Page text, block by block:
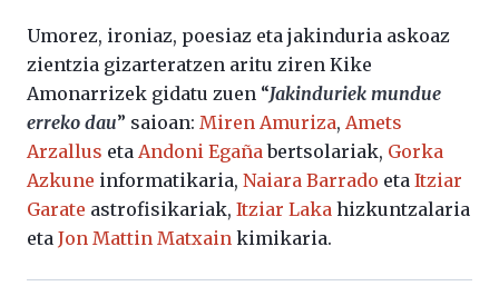
Umorez, ironiaz, poesiaz eta jakinduria askoaz
zientzia gizarteratzen aritu ziren Kike
Amonarrizek gidatu zuen “Jakinduriek mundue
erreko dau” saioan: Miren Amuriza, Amets
Arzallus eta Andoni Egañabertsolariak, Gorka
Azkune informatikaria, Naiara Barrado eta Itziar
Garate astrofisikariak, Itziar Laka hizkuntzalaria
eta Jon Mattin Matxain kimikaria.